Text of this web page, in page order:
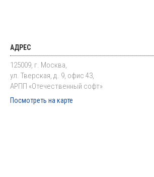
АДРЕС
125009, г. Москва,
ул. Тверская, д. 9, офис 43,
АРПП «Отечественный софт»
Посмотреть на карте